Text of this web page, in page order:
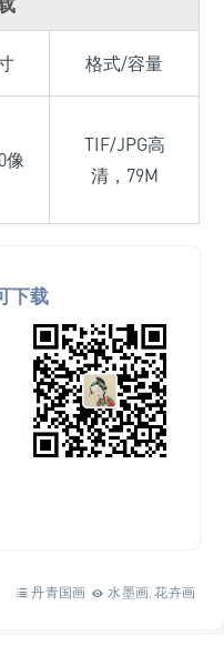
格式/容量
像
TIF/JPG高
清，79M
下载
水墨画 ,花卉画
丹青国画